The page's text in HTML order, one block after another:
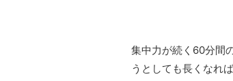
集中力が続く60分間
うとしても長くなれ